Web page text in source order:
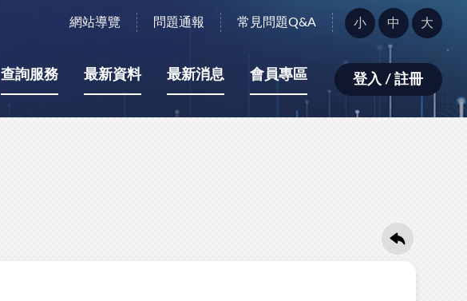
網站導覽 問題通報 常見問題Q&A
字
型
小：
小 中 大
查詢服務 最新資料 最新消息 會員專區 登入 / 註冊